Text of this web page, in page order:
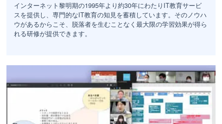
インターネット黎明期の1995年より約30年にわたりIT教育サービ
スを提供し、専門的なIT教育の知見を蓄積しています。そのノウハ
ウがあるからこそ、脱落者を生むことなく最大限の学習効果が得ら
れる研修が提供できます。